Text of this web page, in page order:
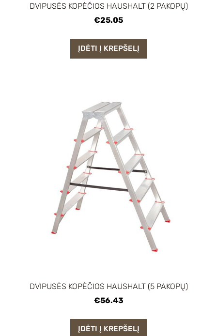
DVIPUSĖS KOPĖČIOS HAUSHALT (2 PAKOPŲ)
€25.05
ĮDĖTI Į KREPŠELĮ
DVIPUSĖS KOPĖČIOS HAUSHALT (5 PAKOPŲ)
€56.43
ĮDĖTI Į KREPŠELĮ